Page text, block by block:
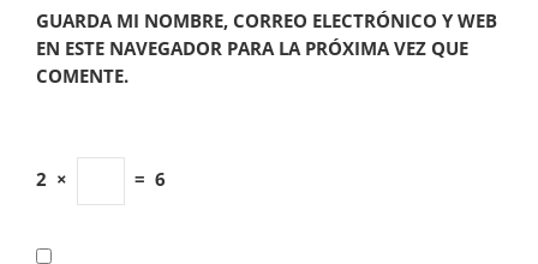
GUARDA MI NOMBRE, CORREO ELECTRÓNICO Y WEB
EN ESTE NAVEGADOR PARA LA PRÓXIMA VEZ QUE
COMENTE.
2 × = 6